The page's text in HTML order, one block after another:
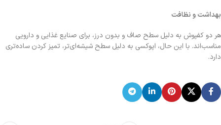
بهداشت و نظافت
هر دو کفپوش به دلیل سطح صاف و بدون درز، برای صنایع غذایی و دارویی
مناسب‌اند. با این حال، اپوکسی به دلیل سطح شیشه‌ای‌تر، تمیز کردن ساده‌تری
دارد.